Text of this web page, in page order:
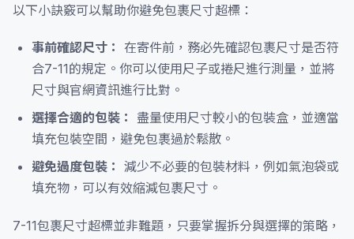
以下小訣竅可以幫助你避免包裹尺寸超標：
事前確認尺寸： 在寄件前，務必先確認包裹尺寸是否符
合7-11的規定。你可以使用尺子或捲尺進行測量，並將
尺寸與官網資訊進行比對。
選擇合適的包裝：
盡量使用尺寸較小的包裝盒，並適當
填充包裝空間，避免包裹過於鬆散。
避免過度包裝： 減少不必要的包裝材料，例如氣泡袋或
填充物，可以有效縮減包裹尺寸。
7-11包裹尺寸超標並非難題，只要掌握拆分與選擇的策略，